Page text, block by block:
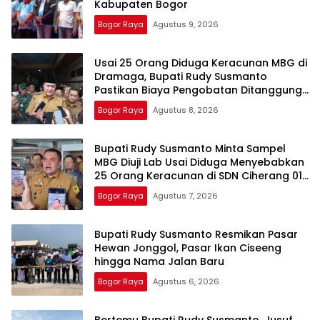
Kabupaten Bogor
Bogor Raya Agustus 9, 2026
Usai 25 Orang Diduga Keracunan MBG di
Dramaga, Bupati Rudy Susmanto
Pastikan Biaya Pengobatan Ditanggung
Pemkab Bogor
Bogor Raya Agustus 8, 2026
Bupati Rudy Susmanto Minta Sampel
MBG Diuji Lab Usai Diduga Menyebabkan
25 Orang Keracunan di SDN Ciherang 01
Dramaga
Bogor Raya Agustus 7, 2026
Bupati Rudy Susmanto Resmikan Pasar
Hewan Jonggol, Pasar Ikan Ciseeng
hingga Nama Jalan Baru
Bogor Raya Agustus 6, 2026